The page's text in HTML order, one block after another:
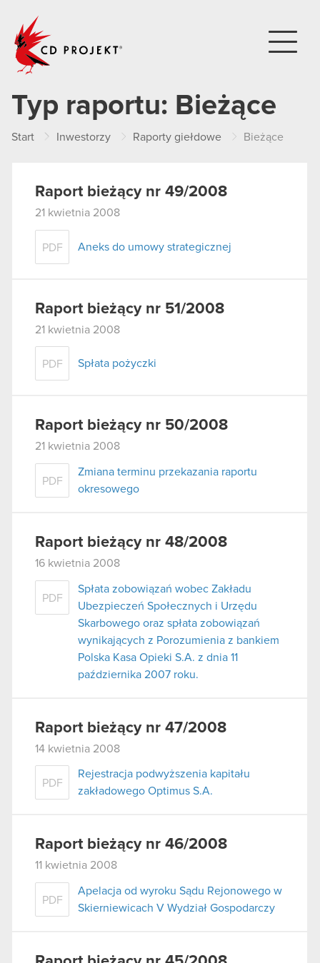
Typ raportu: Bieżące
Start Inwestorzy Raporty giełdowe Bieżące
Raport bieżący nr 49/2008
21 kwietnia 2008
PDF Aneks do umowy strategicznej
Raport bieżący nr 51/2008
21 kwietnia 2008
PDF Spłata pożyczki
Raport bieżący nr 50/2008
21 kwietnia 2008
PDF
Zmiana terminu przekazania raportu
okresowego
Raport bieżący nr 48/2008
16 kwietnia 2008
PDF
Spłata zobowiązań wobec Zakładu
Ubezpieczeń Społecznych i Urzędu
Skarbowego oraz spłata zobowiązań
wynikających z Porozumienia z bankiem
Polska Kasa Opieki S.A. z dnia 11
października 2007 roku.
Raport bieżący nr 47/2008
14 kwietnia 2008
PDF
Rejestracja podwyższenia kapitału
zakładowego Optimus S.A.
Raport bieżący nr 46/2008
11 kwietnia 2008
PDF
Apelacja od wyroku Sądu Rejonowego w
Skierniewicach V Wydział Gospodarczy